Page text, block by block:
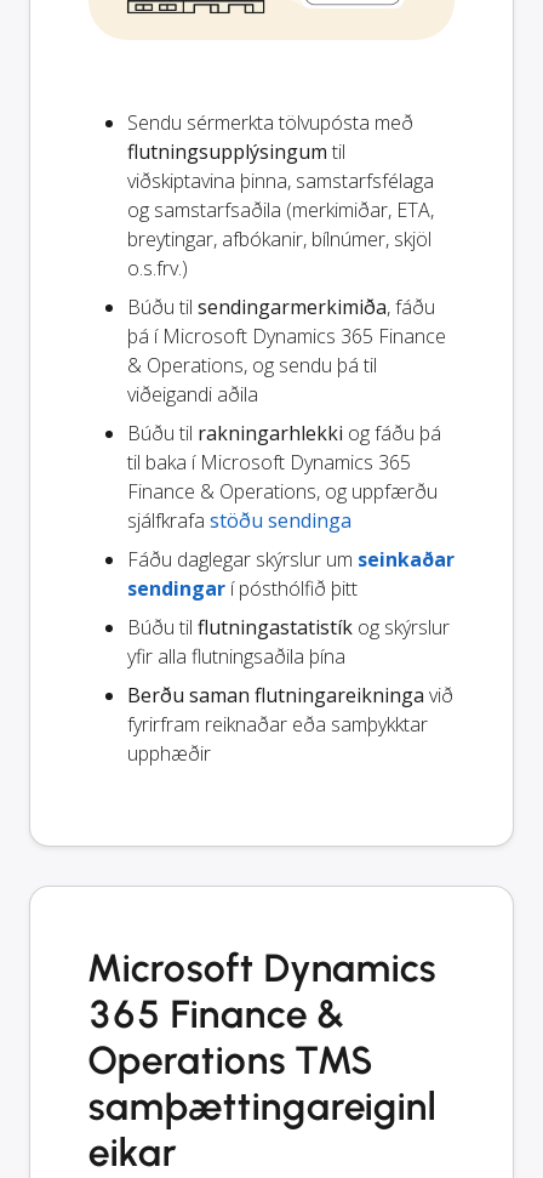
Sendu sérmerkta tölvupósta með
flutningsupplýsingum til
viðskiptavina þinna, samstarfsfélaga
og samstarfsaðila (merkimiðar, ETA,
breytingar, afbókanir, bílnúmer, skjöl
o.s.frv.)
Búðu til sendingarmerkimiða, fáðu
þá í Microsoft Dynamics 365 Finance
& Operations, og sendu þá til
viðeigandi aðila
Búðu til rakningarhlekki og fáðu þá
til baka í Microsoft Dynamics 365
Finance & Operations, og uppfærðu
sjálfkrafa stöðu sendinga
Fáðu daglegar skýrslur um seinkaðar
sendingar í pósthólfið þitt
Búðu til flutningastatistík og skýrslur
yfir alla flutningsaðila þína
Berðu saman flutningareikninga við
fyrirfram reiknaðar eða samþykktar
upphæðir
Microsoft Dynamics
365 Finance &
Operations TMS
samþættingareiginl
eikar